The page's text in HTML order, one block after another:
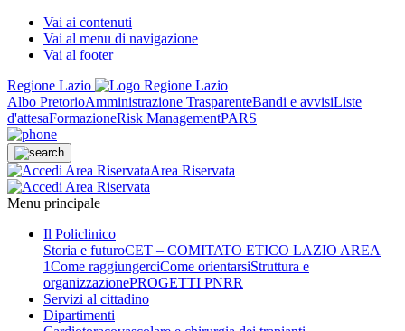
Vai ai contenuti
Vai al menu di navigazione
Vai al footer
Regione Lazio
Albo PretorioAmministrazione TrasparenteBandi e avvisiListe
d'attesaFormazioneRisk ManagementPARS
Area Riservata
Menu principale
Il Policlinico
Storia e futuroCET – COMITATO ETICO LAZIO AREA
1Come raggiungerciCome orientarsiStruttura e
organizzazionePROGETTI PNRR
Servizi al cittadino
Dipartimenti